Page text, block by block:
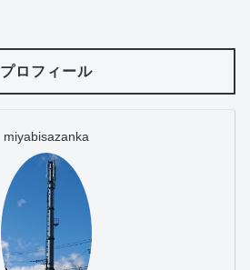
プロフィール
miyabisazanka